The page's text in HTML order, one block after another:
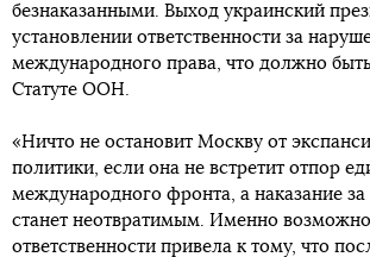
безнаказанными. Выход украинский
установлении ответственности за
международного права, что должно
Статуте ООН.
«Ничто не остановит Москву от
политики, если она не встретит отпор
международного фронта, а наказание за
станет неотвратимым. Именно
ответственности привела к тому, что